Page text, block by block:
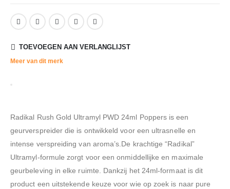
TOEVOEGEN AAN VERLANGLIJST
Meer van dit merk
Radikal Rush Gold Ultramyl PWD 24ml Poppers is een
geurverspreider die is ontwikkeld voor een ultrasnelle en
intense verspreiding van aroma’s.De krachtige “Radikal”
Ultramyl-formule zorgt voor een onmiddellijke en maximale
geurbeleving in elke ruimte. Dankzij het 24ml-formaat is dit
product een uitstekende keuze voor wie op zoek is naar pure